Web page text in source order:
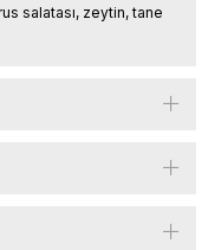
salatası, zeytin, tane